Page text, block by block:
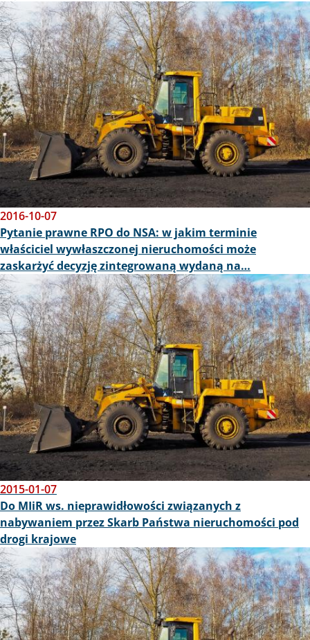
Obraz
2016-10-07
Pytanie prawne RPO do NSA: w jakim terminie
właściciel wywłaszczonej nieruchomości może
zaskarżyć decyzję zintegrowaną wydaną na…
Obraz
2015-01-07
Do MIiR ws. nieprawidłowości związanych z
nabywaniem przez Skarb Państwa nieruchomości pod
drogi krajowe
Obraz